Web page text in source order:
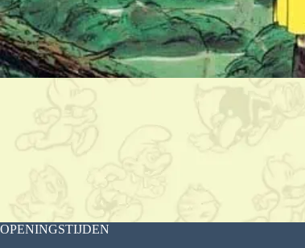
OPENINGSTIJDEN